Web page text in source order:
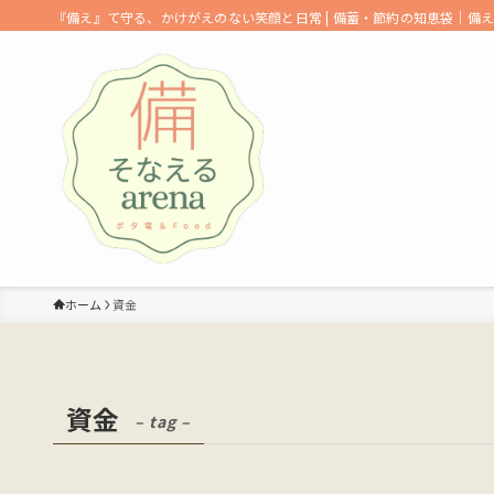
『備え』て守る、かけがえのない笑顔と日常 | 備蓄・節約の知恵袋｜備
ホーム 資金
資金 – tag –